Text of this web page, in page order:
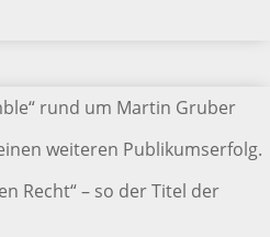
rund um Martin Gruber
weiteren Publikumserfolg.
Recht“ – so der Titel der